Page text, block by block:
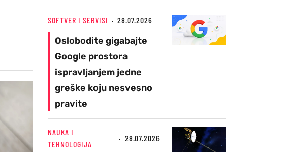
SOFTVER I SERVISI 28.07.2026
Oslobodite gigabajte
Google prostora
ispravljanjem jedne
greške koju nesvesno
pravite
NAUKA I
TEHNOLOGIJA
28.07.2026